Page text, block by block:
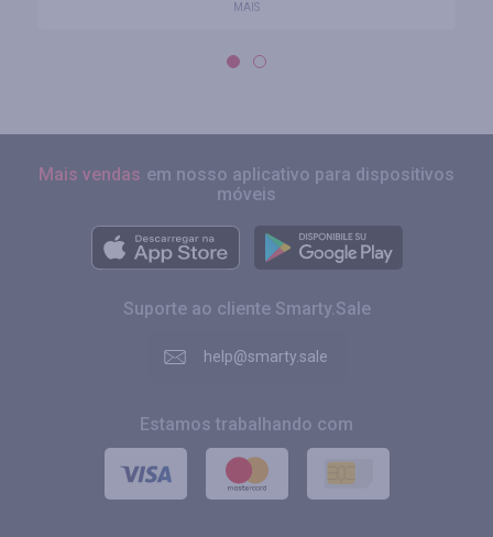
MAIS
Mais vendas em nosso aplicativo para dispositivos
móveis
Suporte ao cliente Smarty.Sale
help@smarty.sale
Estamos trabalhando com